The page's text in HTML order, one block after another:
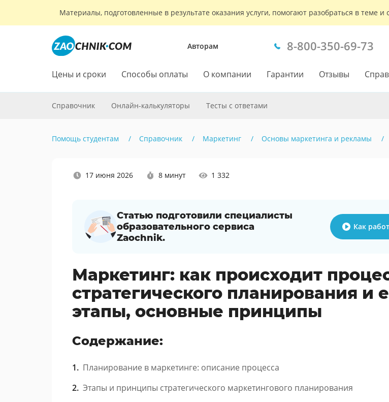
Материалы, подготовленные в результате оказания услуги, помогают разобраться в
Авторам 8-800-350-69-73
Цены и сроки Способы оплаты О компании Гарантии Отзывы
Справочник Онлайн-калькуляторы Тесты с ответами
Помощь студентам Справочник Маркетинг Основы маркетинга и рекламы
17 июня 2026 8 минут 1 332
Статью подготовили специалисты
образовательного сервиса
Zaochnik.
Как
Маркетинг: как происходит
стратегического планирования и
этапы, основные принципы
Содержание:
Планирование в маркетинге: описание процесса
Этапы и принципы стратегического маркетингового планирования